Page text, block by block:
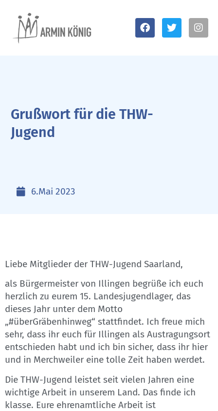
Grußwort für die THW-
Jugend
6.Mai 2023
Liebe Mitglieder der THW-Jugend Saarland,
als Bürgermeister von Illingen begrüße ich euch
herzlich zu eurem 15. Landesjugendlager, das
dieses Jahr unter dem Motto
„#überGräbenhinweg“ stattfindet. Ich freue mich
sehr, dass ihr euch für Illingen als Austragungsort
entschieden habt und ich bin sicher, dass ihr hier
und in Merchweiler eine tolle Zeit haben werdet.
Die THW-Jugend leistet seit vielen Jahren eine
wichtige Arbeit in unserem Land. Das finde ich
klasse. Eure ehrenamtliche Arbeit ist